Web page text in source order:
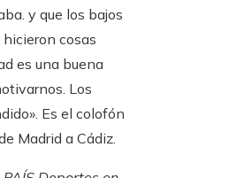
y que los bajos
cosas
es una buena
Los
Es el colofón
Madrid a Cádiz.